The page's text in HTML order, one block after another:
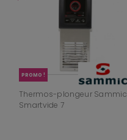
PROMO !
Thermos-plongeur Sammic
Smartvide 7